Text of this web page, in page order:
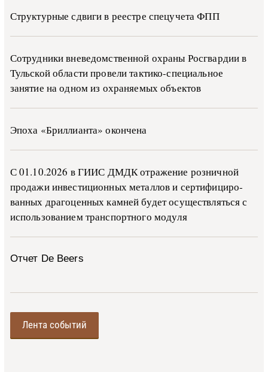
Структурные сдвиги в реестре спецучета ФПП
Сотрудники вневедомственной охраны Росгвардии в
Тульской области провели тактико-специальное
занятие на одном из охраняемых объектов
Эпоха «Бриллианта» окончена
С 01.10.2026 в ГИИС ДМДК от­ра­же­ние роз­ни­ч­ной
про­да­жи ин­ве­сти­ци­он­ных ме­тал­лов и сер­ти­фи­ци­ро­
ван­ных дра­го­цен­ных ка­м­ней бу­дет осу­ще­ств­лять­ся с
ис­поль­зо­ва­ни­ем тран­с­пор­т­но­го мо­ду­ля
Отчет De Beers
Лента событий